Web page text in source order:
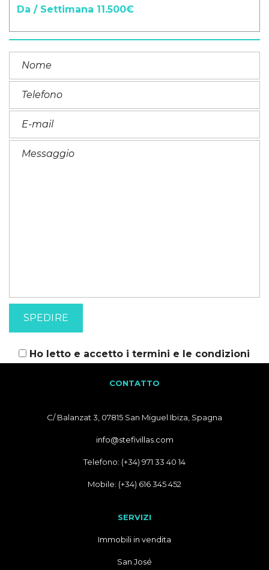
Da / Settimana 11.500€
Ho letto e accetto i termini e le condizioni
CONTATTO
C/ Balanzat 3, 07815 San Miguel Ibiza, Spagna
info@stefivillas.com
Telefono: (+34) 971 33 40 14
Mobile: (+34) 616 345 452
SERVIZI
Immobili in vendita
San José